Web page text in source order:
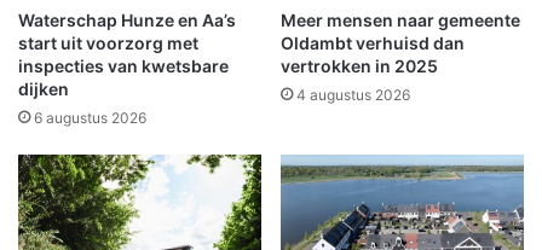
i
s
u
e
e
g
e
w
e
n
a
z
o
m
r
w
e
e
Waterschap Hunze en Aa’s
start uit voorzorg met
inspecties van kwetsbare
dijken
6 augustus 2026
Meer mensen naar gemeente
Oldambt verhuisd dan
vertrokken in 2025
4 augustus 2026